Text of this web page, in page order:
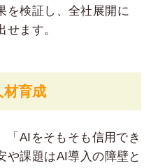
を検証し、全社展開に
ます。
材育成
「AIをそもそも信用でき
や課題はAI導入の障壁と